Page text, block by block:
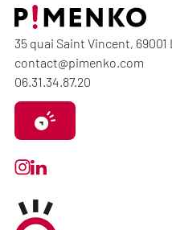
35 quai Saint Vincent, 69001
contact@pimenko.com
06.31.34.87.20